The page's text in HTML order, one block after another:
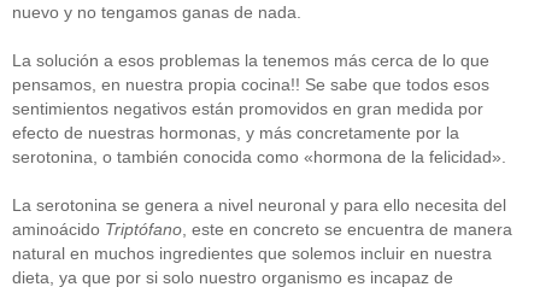
nuevo y no tengamos ganas de nada.
La solución a esos problemas la tenemos más cerca de lo que
pensamos, en nuestra propia cocina!! Se sabe que todos esos
sentimientos negativos están promovidos en gran medida por
efecto de nuestras hormonas, y más concretamente por la
serotonina, o también conocida como «hormona de la felicidad».
La serotonina se genera a nivel neuronal y para ello necesita del
aminoácido Triptófano, este en concreto se encuentra de manera
natural en muchos ingredientes que solemos incluir en nuestra
dieta, ya que por si solo nuestro organismo es incapaz de